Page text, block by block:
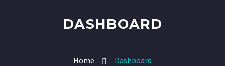
DASHBOARD
Home Dashboard